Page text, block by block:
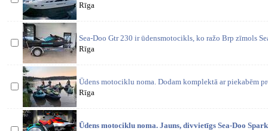
Rīga
Sea-Doo Gtr 230 ir ūdensmotocikls, ko ražo Brp zīmols
Rīga
Ūdens motociklu noma. Dodam komplektā ar piekabēm
Rīga
Ūdens motociklu noma. Jauns, divvietīgs Sea-Doo